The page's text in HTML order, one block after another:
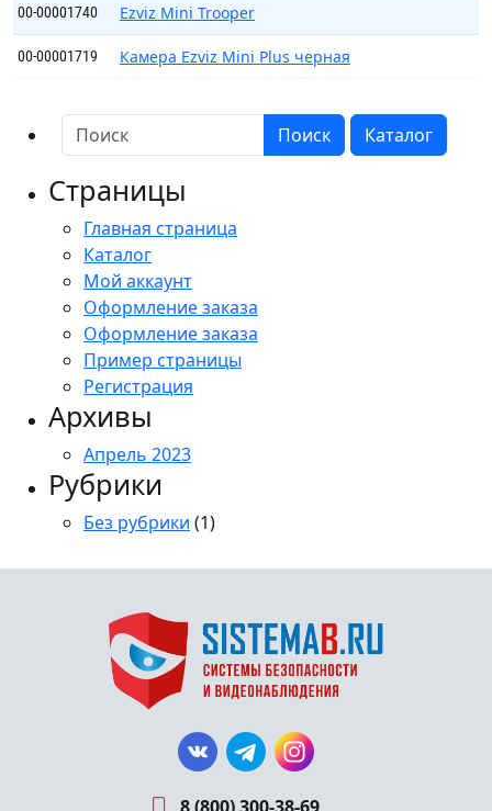
00-00001740 Ezviz Mini Trooper
00-00001719 Камера Ezviz Mini Plus черная
Поиск Каталог
Страницы
Главная страница
Каталог
Мой аккаунт
Оформление заказа
Оформление заказа
Пример страницы
Регистрация
Архивы
Апрель 2023
Рубрики
Без рубрики (1)